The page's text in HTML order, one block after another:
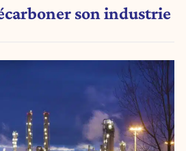
son industrie